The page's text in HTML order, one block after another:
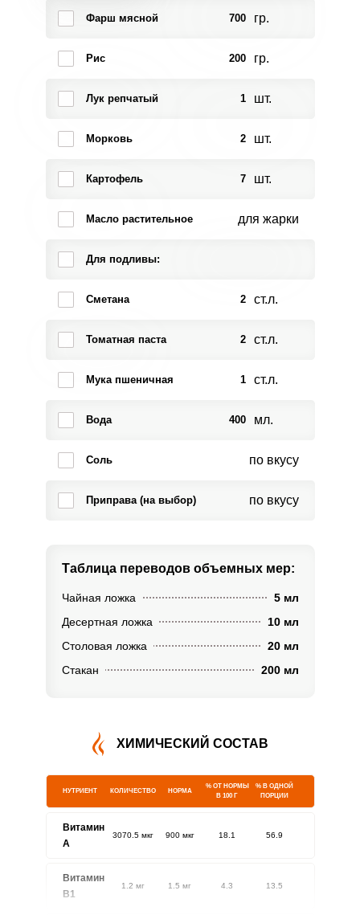
Фарш мясной 700 гр.
Рис 200 гр.
Лук репчатый 1 шт.
Морковь 2 шт.
Картофель 7 шт.
Масло растительное для жарки
Для подливы:
Сметана 2 ст.л.
Томатная паста 2 ст.л.
Мука пшеничная 1 ст.л.
Вода 400 мл.
Соль по вкусу
Приправа (на выбор) по вкусу
Таблица переводов объемных мер:
Чайная ложка
5 мл
Десертная ложка
10 мл
Столовая ложка
20 мл
Стакан
200 мл
ХИМИЧЕСКИЙ СОСТАВ
НУТРИЕНТ КОЛИЧЕСТВО НОРМА
% ОТ НОРМЫ
В 100 Г
% В ОДНОЙ
ПОРЦИИ
Витамин
A
3070.5 мкг 900 мкг 18.1 56.9
Витамин
В1
1.2 мг 1.5 мг 4.3 13.5